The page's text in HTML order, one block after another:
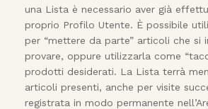
una Lista è necessario aver già
proprio Profilo Utente. È possibile
per “mettere da parte” articoli che si
provare, oppure utilizzarla come
prodotti desiderati. La Lista terrà
articoli presenti, anche per visite
registrata in modo permanente